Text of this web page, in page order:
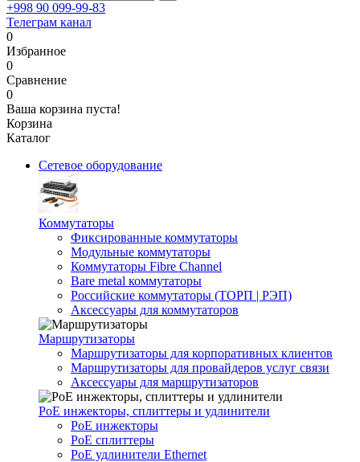
+998 90 099-99-83
Телеграм канал
0
Избранное
0
Сравнение
0
Ваша корзина пуста!
Корзина
Каталог
Сетевое оборудование
Коммутаторы
Фиксированные коммутаторы
Модульные коммутаторы
Коммутаторы Fibre Channel
Bare metal коммутаторы
Российские коммутаторы (ТОРП | РЭП)
Аксессуары для коммутаторов
Маршрутизаторы
Маршрутизаторы для корпоративных клиентов
Маршрутизаторы для провайдеров услуг связи
Аксессуары для маршрутизаторов
PoE инжекторы, сплиттеры и удлинители
PoE инжекторы
PoE сплиттеры
PoE удлинители Ethernet